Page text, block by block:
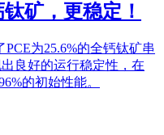
矿，更稳定！
为25.6%的全钙钛矿串
良好的运行稳定性，在
的初始性能。